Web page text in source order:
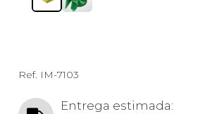
Ref. IM-7103
Entrega estimada: